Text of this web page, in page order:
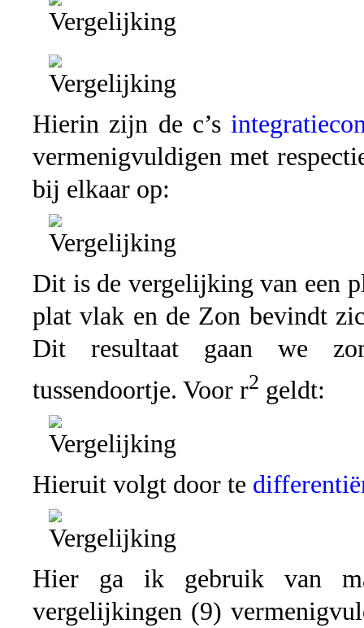
Hierin zijn de c’s
vermenigvuldigen met
bij elkaar op:
Dit is de vergelijking van een
plat vlak en de Zon bevindt
Dit resultaat gaan we
tussendoortje. Voor r2 geldt:
Hieruit volgt door te
Hier ga ik gebruik van
vergelijkingen (9)